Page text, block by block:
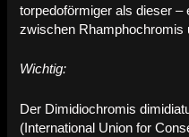
torpedoförmiger als dieser –
zwischen Rhamphochromis
Wichtig:
Der Dimidiochromis
(International Union for